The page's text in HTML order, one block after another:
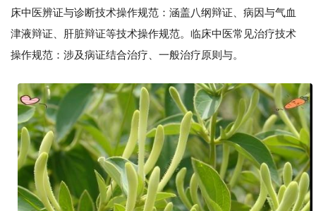
床中医辨证与诊断技术操作规范：涵盖八纲辩证、病因与气血
津液辩证、肝脏辩证等技术操作规范。临床中医常见治疗技术
操作规范：涉及病证结合治疗、一般治疗原则与。